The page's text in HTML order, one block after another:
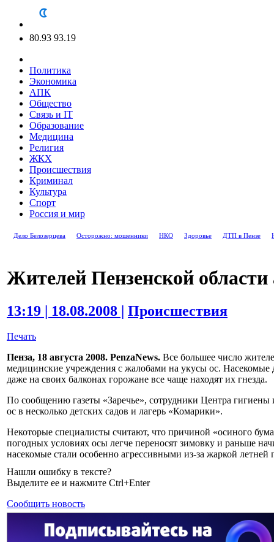
80.93 93.19
Политика
Экономика
АПК
Общество
Связь и IT
Образование
Медицина
Религия
ЖКХ
Происшествия
Криминал
Культура
Спорт
Россия и мир
Дело Белозерцева Осторожно: мошенники НКО Здоровье ДТП в Пензе
Жителей Пензенской
13:19 | 18.08.2008 | Происшествия
Печать
Пенза, 18 августа 2008. PenzaNews. Все большее число
медицинские учреждения с жалобами на укусы ос.
даже на своих балконах горожане все чаще находят их гнезда.
По сообщению газеты «Заречье», сотрудники Центра
ос в несколько детских садов и лагерь «Комарики».
Некоторые специалисты считают, что причиной «осиного
погодных условиях осы легче переносят зимовку и раньше
насекомые стали особенно агрессивными из-за жаркой летней
Нашли ошибку в тексте?
Выделите ее и нажмите Ctrl+Enter
Сообщить новость